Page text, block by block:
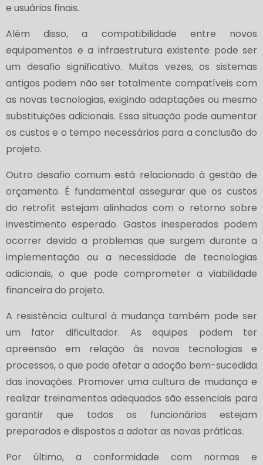
e usuários finais.
Além disso, a compatibilidade entre novos
equipamentos e a infraestrutura existente pode ser
um desafio significativo. Muitas vezes, os sistemas
antigos podem não ser totalmente compatíveis com
as novas tecnologias, exigindo adaptações ou mesmo
substituições adicionais. Essa situação pode aumentar
os custos e o tempo necessários para a conclusão do
projeto.
Outro desafio comum está relacionado à gestão de
orçamento. É fundamental assegurar que os custos
do retrofit estejam alinhados com o retorno sobre
investimento esperado. Gastos inesperados podem
ocorrer devido a problemas que surgem durante a
implementação ou a necessidade de tecnologias
adicionais, o que pode comprometer a viabilidade
financeira do projeto.
A resistência cultural à mudança também pode ser
um fator dificultador. As equipes podem ter
apreensão em relação às novas tecnologias e
processos, o que pode afetar a adoção bem-sucedida
das inovações. Promover uma cultura de mudança e
realizar treinamentos adequados são essenciais para
garantir que todos os funcionários estejam
preparados e dispostos a adotar as novas práticas.
Por último, a conformidade com normas e